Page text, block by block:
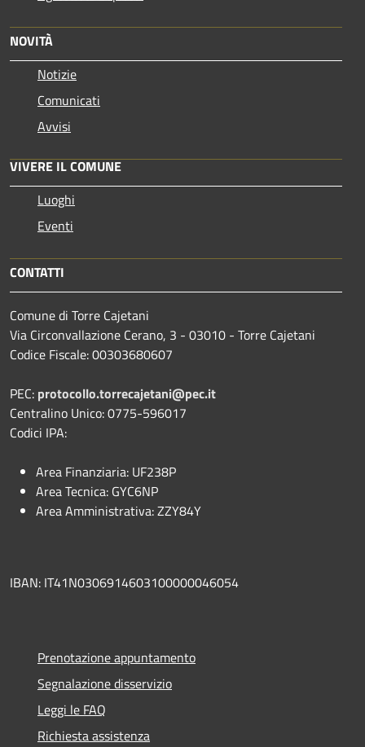
NOVITÀ
Notizie
Comunicati
Avvisi
VIVERE IL COMUNE
Luoghi
Eventi
CONTATTI
Comune di Torre Cajetani
Via Circonvallazione Cerano, 3 - 03010 - Torre Cajetani
Codice Fiscale: 00303680607
PEC: protocollo.torrecajetani@pec.it
Centralino Unico: 0775-596017
Codici IPA:
Area Finanziaria: UF238P
Area Tecnica: GYC6NP
Area Amministrativa: ZZY84Y
IBAN: IT41N0306914603100000046054
Prenotazione appuntamento
Segnalazione disservizio
Leggi le FAQ
Richiesta assistenza